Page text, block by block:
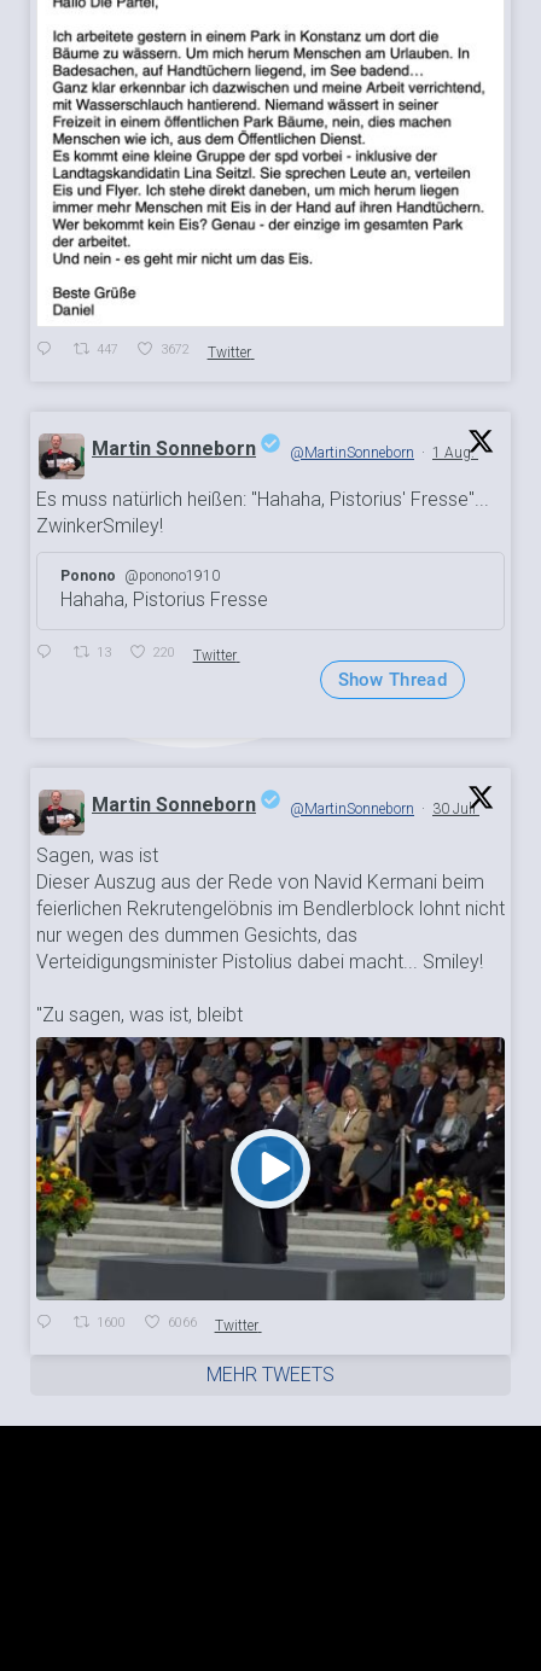
447 3672 Twitter
;
Martin Sonneborn @MartinSonneborn · 1 Aug.
Es muss natürlich heißen: "Hahaha, Pistorius' Fresse"...
ZwinkerSmiley!
Ponono @ponono1910
Hahaha, Pistorius Fresse
Show Thread
13 220 Twitter
;
Martin Sonneborn @MartinSonneborn · 30 Juli
Sagen, was ist
Dieser Auszug aus der Rede von Navid Kermani beim
feierlichen Rekrutengelöbnis im Bendlerblock lohnt nicht
nur wegen des dummen Gesichts, das
Verteidigungsminister Pistolius dabei macht... Smiley!
"Zu sagen, was ist, bleibt
1600 6066 Twitter
MEHR TWEETS